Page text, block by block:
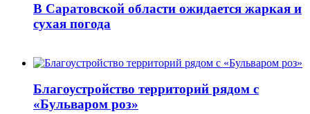
В Саратовской области ожидается жаркая и
сухая погода
Благоустройство территорий рядом с
«Бульваром роз»